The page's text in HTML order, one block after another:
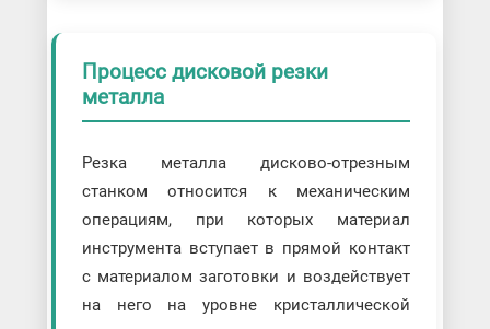
Процесс дисковой резки
металла
Резка металла дисково-отрезным
станком относится к механическим
операциям, при которых материал
инструмента вступает в прямой контакт
с материалом заготовки и воздействует
на него на уровне кристаллической